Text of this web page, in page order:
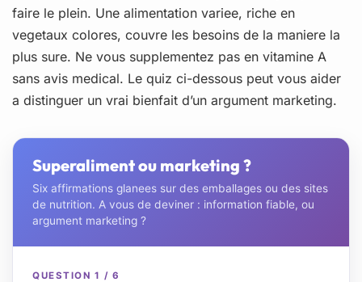
faire le plein. Une alimentation variee, riche en
vegetaux colores, couvre les besoins de la maniere la
plus sure. Ne vous supplementez pas en vitamine A
sans avis medical. Le quiz ci-dessous peut vous aider
a distinguer un vrai bienfait d’un argument marketing.
Superaliment ou marketing ?
Six affirmations glanees sur des emballages ou des sites
de nutrition. A vous de deviner : information fiable, ou
argument marketing ?
QUESTION 1 / 6